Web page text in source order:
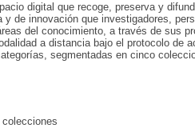
digital que recoge, preserva y
de innovación que investigadores,
del conocimiento, a través de sus
a distancia bajo el protocolo de
segmentadas en cinco